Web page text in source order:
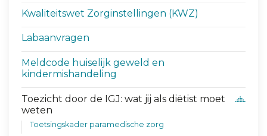
Kwaliteitswet Zorginstellingen (KWZ)
Labaanvragen
Meldcode huiselijk geweld en
kindermishandeling
Toezicht door de IGJ: wat jij als diëtist moet
weten
Toetsingskader paramedische zorg